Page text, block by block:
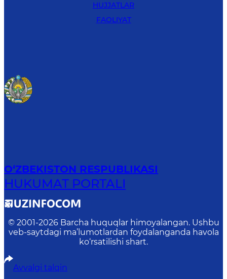
HUJJATLAR
FAOLIYAT
O‘ZBEKISTON RESPUBLIKASI
HUKUMAT PORTALI
© 2001-2026 Barcha huquqlar himoyalangan. Ushbu
veb-saytdagi ma’lumotlardan foydalanganda havola
ko‘rsatilishi shart.
Avvalgi talqin